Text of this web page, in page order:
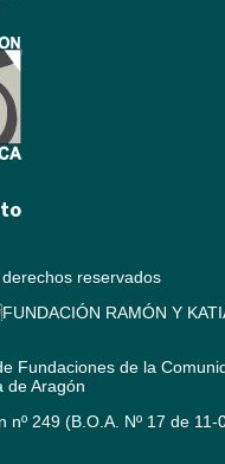
reservados
RAMÓN Y
Fundaciones de la
de Aragón
nº 249 (B.O.A. Nº 17 de 11-